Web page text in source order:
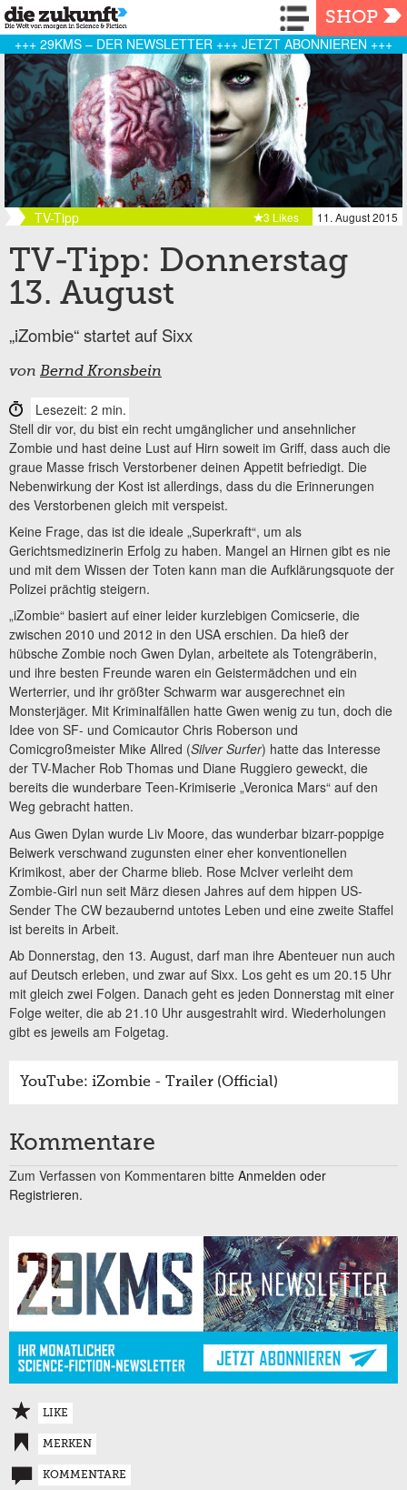
Navigation
SHOP
+++ 29KMS – DER NEWSLETTER +++ JETZT ABONNIEREN +++
TV-Tipp 11. August 2015
3 Likes
TV-Tipp: Donnerstag
13. August
„iZombie“ startet auf Sixx
von Bernd Kronsbein
Lesezeit: 2 min.
Stell dir vor, du bist ein recht umgänglicher und ansehnlicher
Zombie und hast deine Lust auf Hirn soweit im Griff, dass auch die
graue Masse frisch Verstorbener deinen Appetit befriedigt. Die
Nebenwirkung der Kost ist allerdings, dass du die Erinnerungen
des Verstorbenen gleich mit verspeist.
Keine Frage, das ist die ideale „Superkraft“, um als
Gerichtsmedizinerin Erfolg zu haben. Mangel an Hirnen gibt es nie
und mit dem Wissen der Toten kann man die Aufklärungsquote der
Polizei prächtig steigern.
„iZombie“ basiert auf einer leider kurzlebigen Comicserie, die
zwischen 2010 und 2012 in den USA erschien. Da hieß der
hübsche Zombie noch Gwen Dylan, arbeitete als Totengräberin,
und ihre besten Freunde waren ein Geistermädchen und ein
Werterrier, und ihr größter Schwarm war ausgerechnet ein
Monsterjäger. Mit Kriminalfällen hatte Gwen wenig zu tun, doch die
Idee von SF- und Comicautor Chris Roberson und
Comicgroßmeister Mike Allred (Silver Surfer) hatte das Interesse
der TV-Macher Rob Thomas und Diane Ruggiero geweckt, die
bereits die wunderbare Teen-Krimiserie „Veronica Mars“ auf den
Weg gebracht hatten.
Aus Gwen Dylan wurde Liv Moore, das wunderbar bizarr-poppige
Beiwerk verschwand zugunsten einer eher konventionellen
Krimikost, aber der Charme blieb. Rose McIver verleiht dem
Zombie-Girl nun seit März diesen Jahres auf dem hippen US-
Sender The CW bezaubernd untotes Leben und eine zweite Staffel
ist bereits in Arbeit.
Ab Donnerstag, den 13. August, darf man ihre Abenteuer nun auch
auf Deutsch erleben, und zwar auf Sixx. Los geht es um 20.15 Uhr
mit gleich zwei Folgen. Danach geht es jeden Donnerstag mit einer
Folge weiter, die ab 21.10 Uhr ausgestrahlt wird. Wiederholungen
gibt es jeweils am Folgetag.
YouTube: iZombie - Trailer (Official)
Kommentare
Zum Verfassen von Kommentaren bitte Anmelden oder
Registrieren.
LIKE
MERKEN
KOMMENTARE